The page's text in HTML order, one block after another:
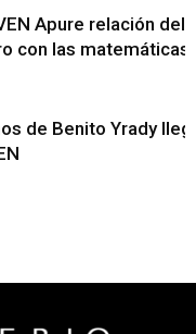
Apure relación del
con las matemáticas
de Benito Yrady